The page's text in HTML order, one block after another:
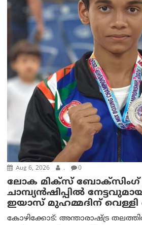
Aug 6, 2026 . 0
ലോക മിക്സ് ബോക്സിംഗ്
ചാമ്പ്യൻഷിപ്പിൽ
ഇയാസ് മുഹമ്മദിന്
കോഴിക്കോട്: അന്താരാഷ്ട്ര